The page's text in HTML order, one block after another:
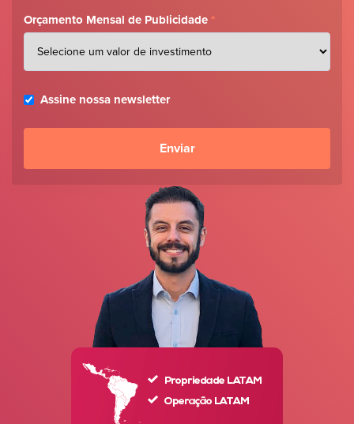
Orçamento Mensal de Publicidade *
Assine nossa newsletter